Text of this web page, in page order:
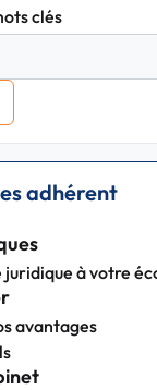
clés
adhérent
à votre
avantages